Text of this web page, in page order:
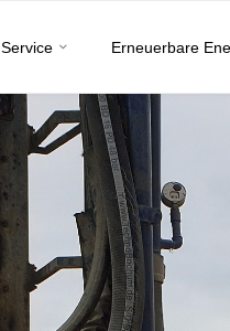
Service Erneuerbare